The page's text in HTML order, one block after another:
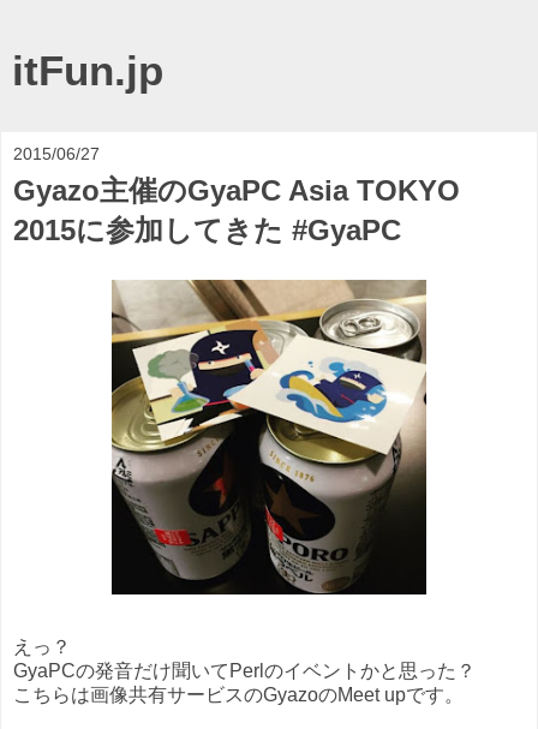
itFun.jp
2015/06/27
Gyazo主催のGyaPC Asia TOKYO
2015に参加してきた #GyaPC
えっ？
GyaPCの発音だけ聞いてPerlのイベントかと思った？
こちらは画像共有サービスのGyazoのMeet upです。